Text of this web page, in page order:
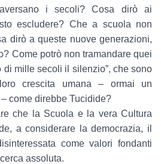
i secoli? Cosa dirò ai
escludere? Che a scuola non
dirò a queste nuove generazioni,
Come potrò non tramandare quei
di mille secoli il silenzio”, che sono
crescita umana – ormai un
– come direbbe Tucidide?
che la Scuola e la vera Cultura
a considerare la democrazia, il
come valori fondanti
assoluta.